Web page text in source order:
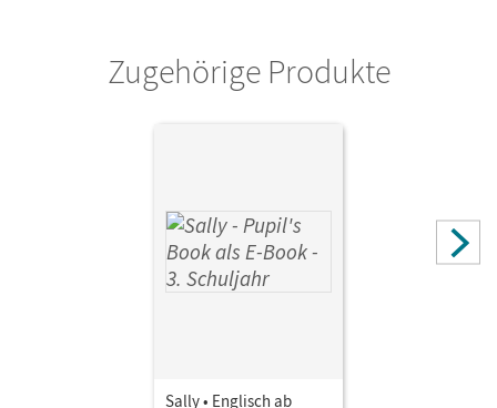
Zugehörige Produkte
Sally • Englisch ab